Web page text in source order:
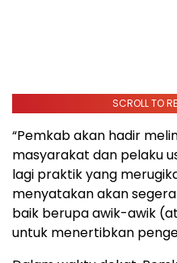
SCROLL TO
“Pemkab akan hadir
masyarakat dan pelaku
lagi praktik yang
menyatakan akan
baik berupa awik-awik
untuk menertibkan